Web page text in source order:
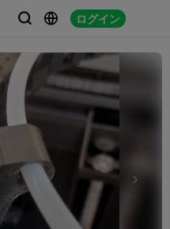
  ログイン
 